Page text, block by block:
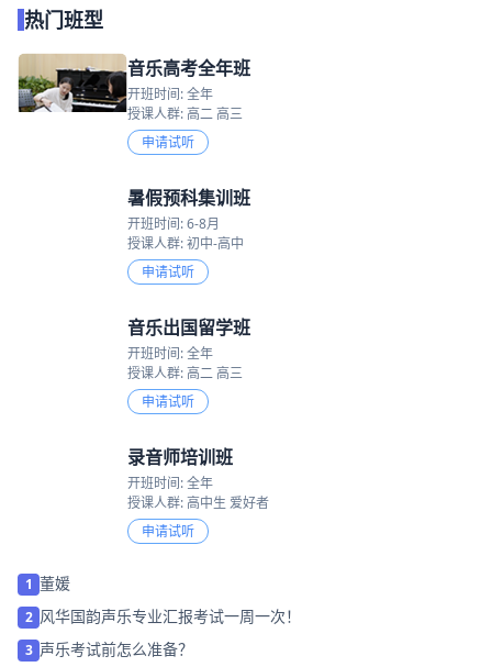
热门班型
音乐高考全年班
开班时间: 全年
授课人群: 高二 高三
申请试听
暑假预科集训班
开班时间: 6-8月
授课人群: 初中-高中
申请试听
音乐出国留学班
开班时间: 全年
授课人群: 高二 高三
申请试听
录音师培训班
开班时间: 全年
授课人群: 高中生 爱好者
申请试听
1 董媛
2 风华国韵声乐专业汇报考试一周一次！
3 声乐考试前怎么准备？